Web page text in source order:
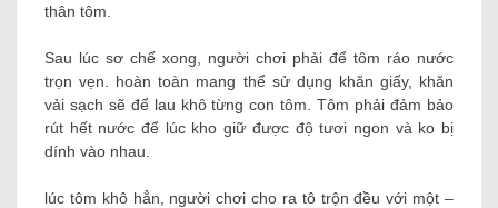
thân tôm.
Sau lúc sơ chế xong, người chơi phải để tôm ráo nước
trọn vẹn. hoàn toàn mang thể sử dụng khăn giấy, khăn
vải sạch sẽ để lau khô từng con tôm. Tôm phải đảm bảo
rút hết nước để lúc kho giữ được độ tươi ngon và ko bị
dính vào nhau.
lúc tôm khô hẳn, người chơi cho ra tô trộn đều với một –